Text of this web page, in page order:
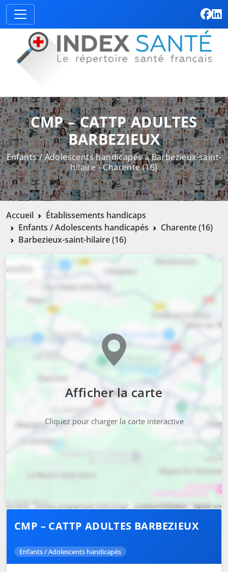
CMP – CATTP ADULTES
BARBEZIEUX
Enfants / Adolescents handicapés à Barbezieux-saint-
hilaire - Charente (16)
Accueil
Établissements handicaps
Enfants / Adolescents handicapés
Charente (16)
Barbezieux-saint-hilaire (16)
Afficher la carte
Cliquez pour charger la carte interactive
CMP – CATTP ADULTES BARBEZIEUX
Enfants / Adolescents handicapés